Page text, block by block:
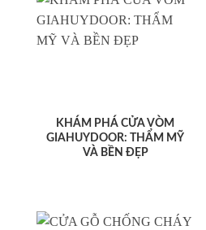
KHÁM PHÁ CỬA VÒM
GIAHUYDOOR: THẨM MỸ
VÀ BỀN ĐẸP